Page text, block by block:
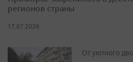
регионов страны
17.07.2026
От уютного